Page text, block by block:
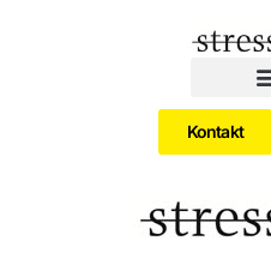
Kontakt